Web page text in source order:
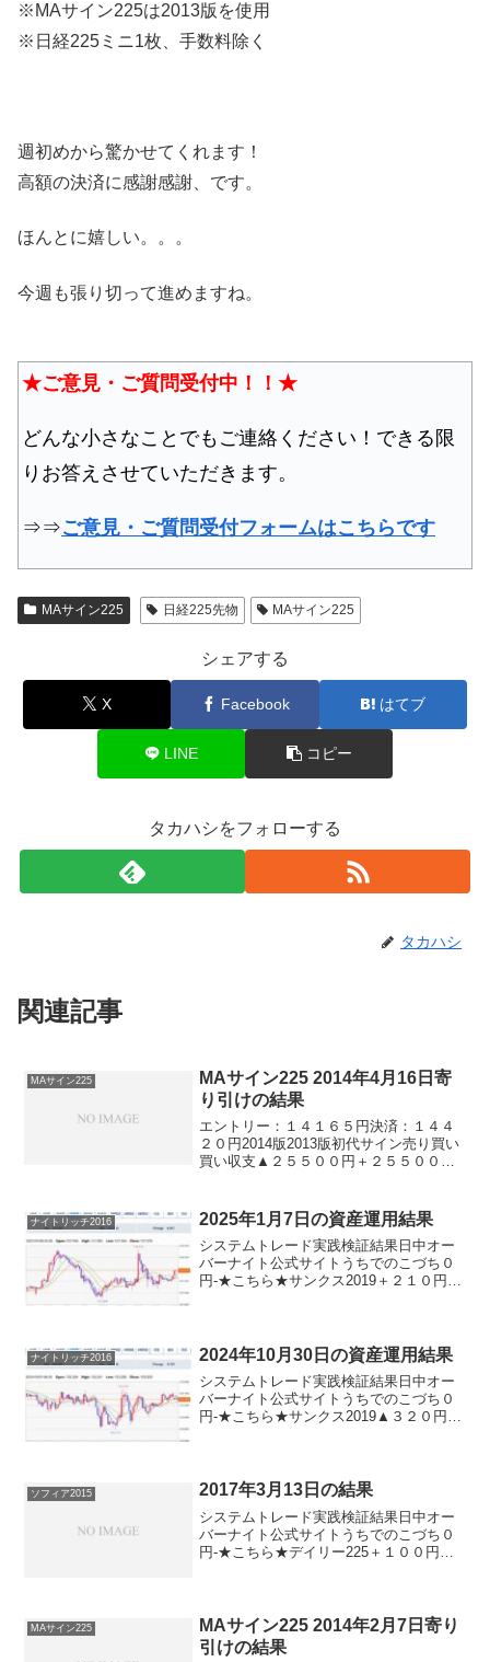
※MAサイン225は2013版を使用
※日経225ミニ1枚、手数料除く
週初めから驚かせてくれます！
高額の決済に感謝感謝、です。
ほんとに嬉しい。。。
今週も張り切って進めますね。
★ご意見・ご質問受付中！！★
どんな小さなことでもご連絡ください！できる限
りお答えさせていただきます。
⇒⇒ご意見・ご質問受付フォームはこちらです
MAサイン225 日経225先物 MAサイン225
シェアする
X Facebook はてブ
LINE コピー
タカハシをフォローする
タカハシ
関連記事
MAサイン225
MAサイン225 2014年4月16日寄
り引けの結果
エントリー：１４１６５円決済：１４４
２０円2014版2013版初代サイン売り買い
買い収支▲２５５００円＋２５５００円
がエグい。すごすぎます。。。８連勝→
１敗→連敗に...
ナイトリッチ2016 2025年1月7日の資産運用結果
システムトレード実践検証結果日中オー
バーナイト公式サイトうちでのこづち０
円-★こちら★サンクス2019＋２１０円-
ナイトリッチ2016 2024年10月30日の資産運用結果
システムトレード実践検証結果日中オー
バーナイト公式サイトうちでのこづち０
円-★こちら★サンクス2019▲３２０円-
ソフィア2015 2017年3月13日の結果
システムトレード実践検証結果日中オー
バーナイト公式サイトうちでのこづち０
円-★こちら★デイリー225＋１００円ソ
２...
MAサイン225
MAサイン225 2014年2月7日寄り
引けの結果